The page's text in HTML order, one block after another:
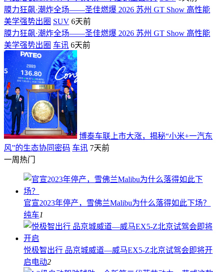
膜力狂飙·潮炸全场——圣佳燃爆 2026 苏州 GT Show 高性能
美学强势出圈 SUV 6天前
膜力狂飙·潮炸全场——圣佳燃爆 2026 苏州 GT Show 高性能
美学强势出圈 车讯 6天前
博泰车联上市大涨，揭秘“小米+一汽东
风”的生态协同密码 车讯 7天前
一周热门
官宣2023年停产，雪佛兰Malibu为什么落得如此下场？
纯车1
悦极智出行 品京城威道—威马EX5-Z北京试驾会即将开
启电动2